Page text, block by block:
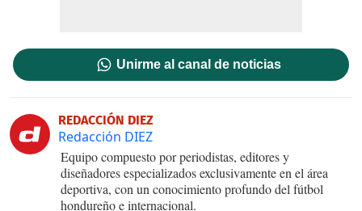
Unirme al canal de noticias
REDACCIÓN DIEZ
Redacción DIEZ
Equipo compuesto por periodistas, editores y
diseñadores especializados exclusivamente en el área
deportiva, con un conocimiento profundo del fútbol
hondureño e internacional.